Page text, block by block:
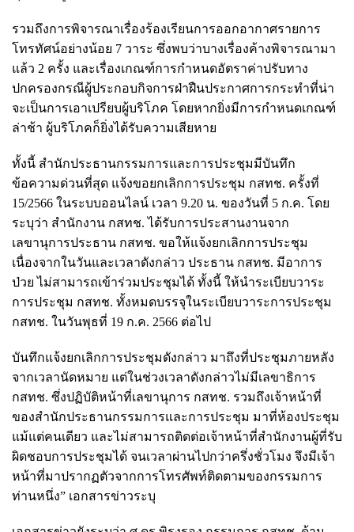
รวมถึงการพิจารณาเรื่องร้องเรียนการออกอากาศรายการ
โทรทัศน์อย่างน้อย 7 วาระ ซึ่งพบว่าบางเรื่องค้างพิจารณามา
แล้ว 2 ครั้ง และเรื่องเกณฑ์การกำหนดอัตราค่าปรับทาง
ปกครองกรณีผู้ประกอบกิจการฝ่าฝืนประกาศการกระทำที่น่า
จะเป็นการเอาเปรียบผู้บริโภค โดยหากยิ่งมีการกำหนดเกณฑ์
ล่าช้า ผู้บริโภคก็ยิ่งได้รับความเสียหาย
ทั้งนี้ สำนักประธานกรรมการและการประชุมมีบันทึก
ข้อความด่วนที่สุด แจ้งขอยกเลิกการประชุม กสทช. ครั้งที่
15/2566 ในระบบออนไลน์ เวลา 9.20 น. ของวันที่ 5 ก.ค. โดย
ระบุว่า สำนักงาน กสทช. ได้รับการประสานงานจาก
เลขานุการประธาน กสทช. ขอให้แจ้งยกเลิกการประชุม
เนื่องจากในวันและเวลาดังกล่าว ประธาน กสทช. มีอาการ
ป่วย ไม่สามารถเข้าร่วมประชุมได้ ทั้งนี้ ให้นำระเบียบวาระ
การประชุม กสทช. ทั้งหมดบรรจุในระเบียบวาระการประชุม
กสทช. ในวันพุธที่ 19 ก.ค. 2566 ต่อไป
บันทึกแจ้งยกเลิกการประชุมดังกล่าว มาถึงที่ประชุมภายหลัง
จากเวลานัดหมาย แต่ในช่วงเวลาดังกล่าวไม่มีเลขาธิการ
กสทช. ซึ่งปฏิบัติหน้าที่เลขานุการ กสทช. รวมถึงเจ้าหน้าที่
ของสำนักประธานกรรมการและการประชุม มาที่ห้องประชุม
แม้แต่คนเดียว และไม่สามารถติดต่อเจ้าหน้าที่สำนักงานผู้ที่รับ
ผิดชอบการประชุมได้ จนเวลาผ่านไปกว่าครึ่งชั่วโมง จึงมีเจ้า
หน้าที่มาปรากฏตัวจากการโทรศัพท์ติดตามของกรรมการ
ท่านหนึ่ง” เอกสารข่าวระบุ